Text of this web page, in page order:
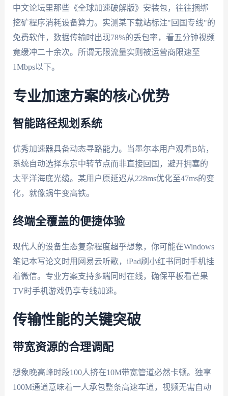
中文论坛里那些《全球加速破解版》安装包，往往捆绑
挖矿程序消耗设备算力。实测某下载站标注"回国专线"的
免费软件，数据传输时出现78%的丢包率，看五分钟视频
竟缓冲二十余次。所谓无限流量实则被运营商限速至
1Mbps以下。
专业加速方案的核心优势
智能路径规划系统
优秀加速器具备动态寻路能力。当墨尔本用户观看B站，
系统自动选择东京中转节点而非直接回国，避开拥塞的
太平洋海底光缆。某用户原延迟从228ms优化至47ms的变
化，就像蜗牛变高铁。
终端全覆盖的便捷体验
现代人的设备生态复杂程度超乎想象，你可能在Windows
笔记本写论文时用网易云听歌，iPad刷小红书同时手机挂
着微信。专业方案支持多端同时在线，确保平板看芒果
TV时手机游戏仍享专线加速。
传输性能的关键突破
带宽资源的合理调配
想象晚高峰时段100人挤在10M带宽管道必然卡顿。独享
100M通道意味着一人承包整条高速车道，视频无需自动